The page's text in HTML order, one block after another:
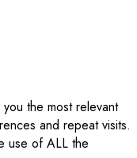
the most relevant
and repeat visits.
use of ALL the